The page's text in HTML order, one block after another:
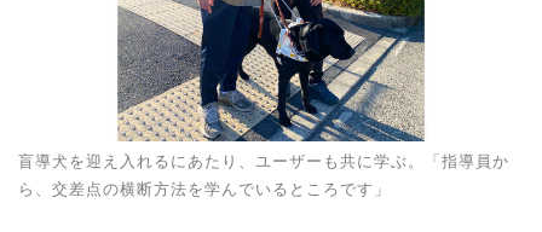
盲導犬を迎え入れるにあたり、ユーザーも共に学ぶ。「指導員か
ら、交差点の横断方法を学んでいるところです」